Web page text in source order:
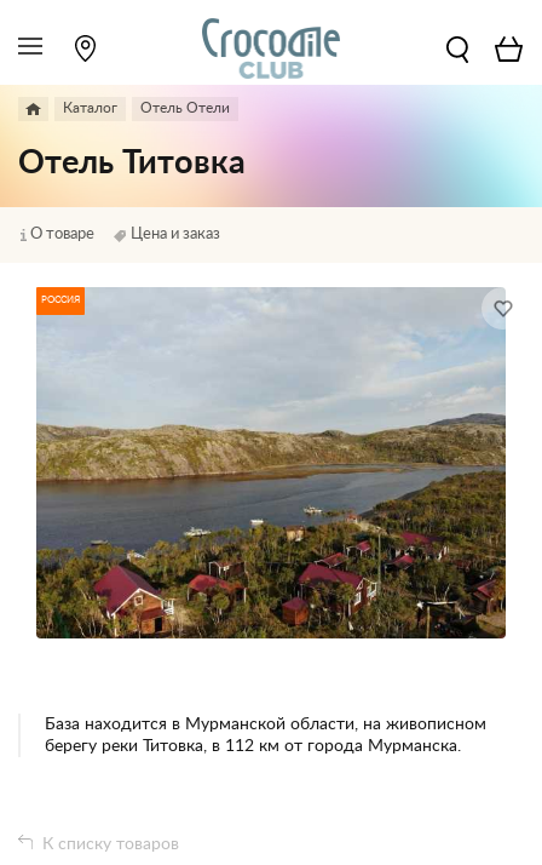
Каталог Отель Отели
Отель Титовка
О товаре Цена и заказ
РОССИЯ
База находится в Мурманской области, на живописном
берегу реки Титовка, в 112 км от города Мурманска.
К списку товаров